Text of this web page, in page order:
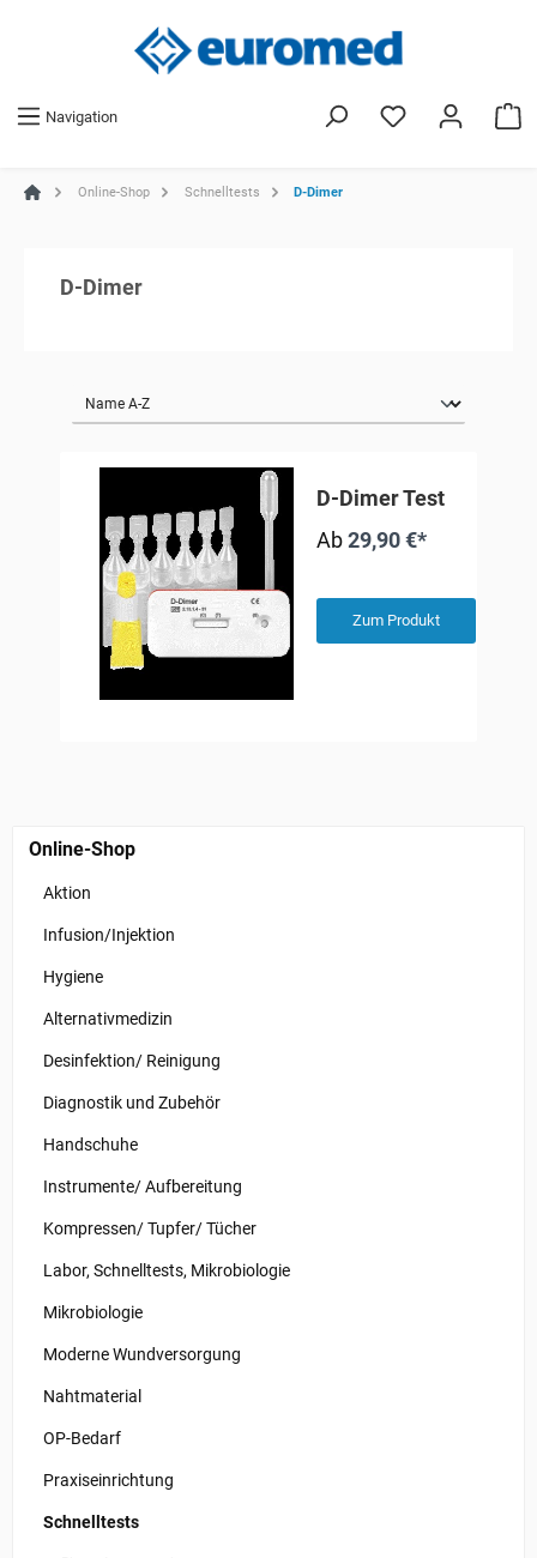
Navigation
Online-Shop Schnelltests D-Dimer
Online-Shop
Aktion
Infusion/Injektion
Hygiene
Alternativmedizin
Desinfektion/ Reinigung
Diagnostik und Zubehör
Handschuhe
Instrumente/ Aufbereitung
Kompressen/ Tupfer/ Tücher
Labor, Schnelltests, Mikrobiologie
Mikrobiologie
Moderne Wundversorgung
Nahtmaterial
OP-Bedarf
Praxiseinrichtung
Schnelltests
D-Dimer
D-Dimer Test
Ab29,90 €*
Zum Produkt